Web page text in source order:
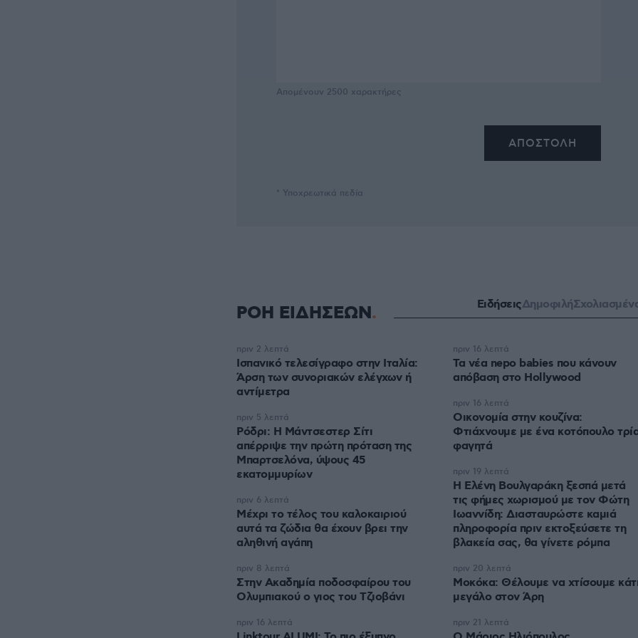
Απομένουν 2500 χαρακτήρες
* Υποχρεωτικά πεδία
ΡΟΗ ΕΙΔΗΣΕΩΝ ΕιδήσειςΔημοφιλή
Ισπανικό τελεσίγραφο στην Ιταλία:
Άρση των συνοριακών ελέγχων ή
αντίμετρα
πριν 2 λεπτά
Ρόδρι: Η Μάντσεστερ Σίτι
απέρριψε την πρώτη πρόταση της
Μπαρτσελόνα, ύψους 45
εκατομμυρίων
πριν 5 λεπτά
Μέχρι το τέλος του καλοκαιριού
αυτά τα ζώδια θα έχουν βρει την
αληθινή αγάπη
πριν 6 λεπτά
Στην Ακαδημία ποδοσφαίρου του
Ολυμπιακού ο γιος του Τζιοβάνι
πριν 8 λεπτά
πριν 16 λεπτά
Τα νέα nepo babies που κάνουν
απόβαση στο Hollywood
πριν 16 λεπτά
Οικονομία στην κουζίνα:
Φτιάχνουμε με ένα κοτόπουλο
φαγητά
πριν 16 λεπτά
Η Ελένη Βουλγαράκη ξεσπά μετά
τις φήμες χωρισμού με τον Φώτη
Ιωαννίδη: Διασταυρώστε καμιά
πληροφορία πριν εκτοξεύσετε τη
βλακεία σας, θα γίνετε ρόμπα
πριν 19 λεπτά
Μοκόκα: Θέλουμε να χτίσουμε
μεγάλο στον Άρη
πριν 20 λεπτά
πριν 21 λεπτά